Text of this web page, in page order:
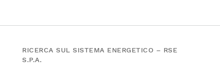
RICERCA SUL SISTEMA ENERGETICO – RSE
S.P.A.